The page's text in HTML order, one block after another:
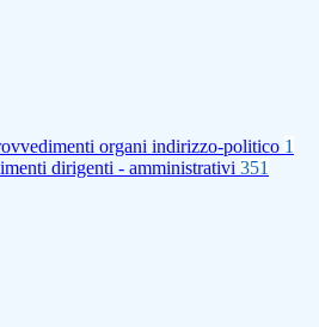
organi indirizzo-politico 1
dirigenti - amministrativi 351